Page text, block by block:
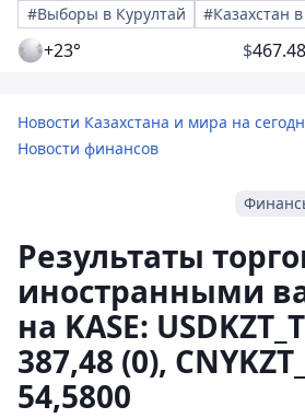
#Выборы в Курултай
#Казахстан
+23° $467.48
Новости Казахстана и мира на
Новости финансов
Результаты
иностранными
на KASE:
387,48 (0),
54,5800